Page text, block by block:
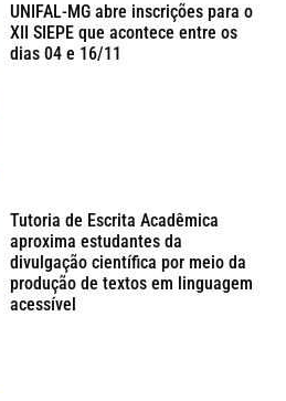
UNIFAL-MG abre inscrições para o
XII SIEPE que acontece entre os
dias 04 e 16/11
Tutoria de Escrita Acadêmica
aproxima estudantes da
divulgação científica por meio da
produção de textos em linguagem
acessível